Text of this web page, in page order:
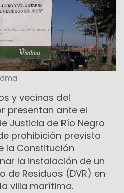
y vecinas del
presentan ante el
Justicia de Río Negro
prohibición previsto
la Constitución
la instalación de un
de Residuos (DVR) en
villa marítima.